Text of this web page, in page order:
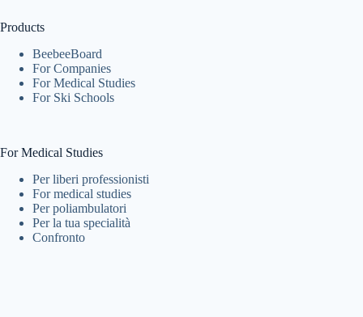
Products
BeebeeBoard
For Companies
For Medical Studies
For Ski Schools
For Medical Studies
Per liberi professionisti
For medical studies
Per poliambulatori
Per la tua specialità
Confronto